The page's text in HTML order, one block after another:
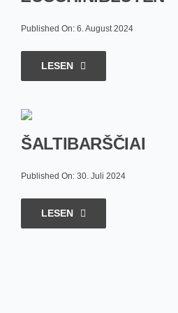
Published On: 6. August 2024
LESEN
ŠALTIBARŠČIAI
Published On: 30. Juli 2024
LESEN